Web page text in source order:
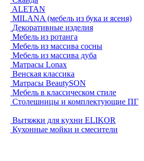
ALETAN
MILANA (мебель из бука и ясеня)
Декоративные изделия
Мебель из ротанга
Мебель из массива сосны
Мебель из массива дуба
Матрасы Lonax
Венская классика
Матрасы BeautySON
Мебель в классическом стиле
Столешницы и комплектующие ПГ
Вытяжки для кухни ELIKOR
Кухонные мойки и смесители